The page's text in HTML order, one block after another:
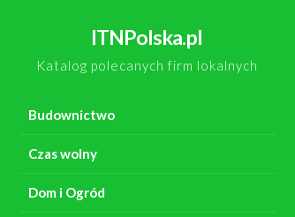
ITNPolska.pl
Katalog polecanych firm lokalnych
Budownictwo
Czas wolny
Dom i Ogród